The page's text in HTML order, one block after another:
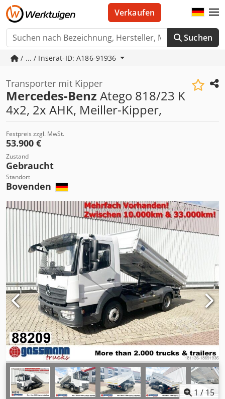
Suchen
Verkaufen
/ ... / Inserat-ID: A186-91936
Transporter mit Kipper
Mercedes-Benz Atego 818/23 K
4x2, 2x AHK, Meiller-Kipper,
Festpreis zzgl. MwSt.
53.900 €
Zustand
Gebraucht
Standort
Bovenden
1 / 15